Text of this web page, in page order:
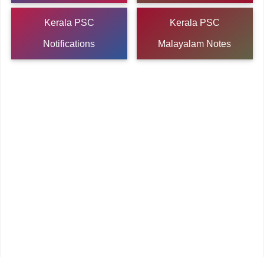
Kerala PSC
Notifications
Kerala PSC
Malayalam Notes